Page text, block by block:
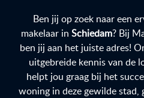
Ben jij op zoek naar een
makelaar in Schiedam? Bij
ben jij aan het juiste adres!
uitgebreide kennis van de
helpt jou graag bij het
woning in deze gewilde stad,